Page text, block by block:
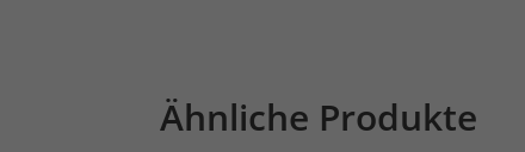
Ähnliche Produkte